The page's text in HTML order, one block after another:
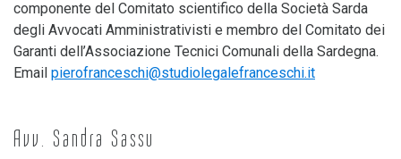
componente del Comitato scientifico della Società Sarda
degli Avvocati Amministrativisti e membro del Comitato dei
Garanti dell’Associazione Tecnici Comunali della Sardegna.
Email pierofranceschi@studiolegalefranceschi.it
Avv. Sandra Sassu